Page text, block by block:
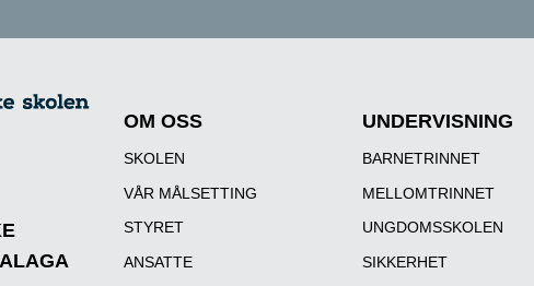
OM OSS
SKOLEN
VÅR MÅLSETTING
STYRET
ANSATTE
UNDERVISNING
BARNETRINNET
MELLOMTRINNET
UNGDOMSSKOLEN
SIKKERHET